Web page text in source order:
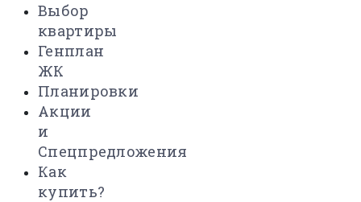
Выбор
квартиры
Генплан
ЖК
Планировки
Акции
и
Спецпредложения
Как
купить?